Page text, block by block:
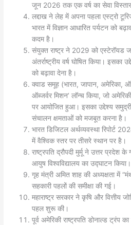
जून 2026 तक एक वर्ष का सेवा विस्तार
लद्दाख ने लेह में अपना पहला एस्ट्रो
भारत में विज्ञान आधारित पर्यटन को
कदम है।
संयुक्त राष्ट्र ने 2029 को एस्टेरॉयड
अंतर्राष्ट्रीय वर्ष घोषित किया। इसका
को बढ़ावा देना है।
क्वाड समूह (भारत, जापान, अमेरिका,
ऑब्जर्वर मिशन’ लॉन्च किया, जो
पर आयोजित हुआ। इसका उद्देश्य
संचालन क्षमताओं को मजबूत करना है।
भारत डिजिटल अर्थव्यवस्था रिपोर्ट
में वैश्विक स्तर पर तीसरे स्थान पर है।
राष्ट्रपति द्रौपदी मुर्मू ने उत्तर प्रदेश
आयुष विश्वविद्यालय का उद्घाटन किया।
गृह मंत्री अमित शाह की अध्यक्षता में
सहकारी पहलों की समीक्षा की गई।
महाराष्ट्र सरकार ने कृषि और वित्तीय
पहल शुरू की।
पूर्व अमेरिकी राष्ट्रपति डोनाल्ड ट्रंप